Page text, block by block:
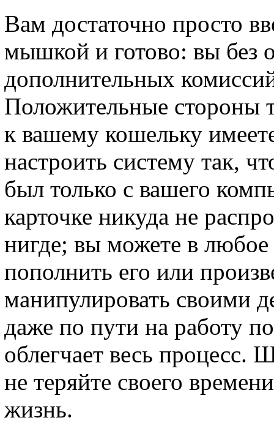
Вам достаточно просто
мышкой и готово: вы без
дополнительных
Положительные стороны
к вашему кошельку
настроить систему так,
был только с вашего
карточке никуда не
нигде; вы можете в
пополнить его или
манипулировать своими
даже по пути на работу
облегчает весь процесс.
не теряйте своего
жизнь.